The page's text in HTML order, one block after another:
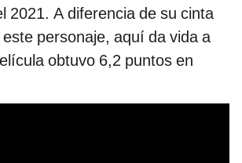
2021. A diferencia de su cinta
personaje, aquí da vida a
obtuvo 6,2 puntos en